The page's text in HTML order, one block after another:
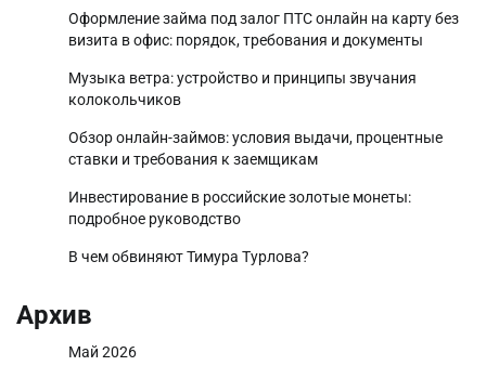
Оформление займа под залог ПТС онлайн на карту без
визита в офис: порядок, требования и документы
Музыка ветра: устройство и принципы звучания
колокольчиков
Обзор онлайн-займов: условия выдачи, процентные
ставки и требования к заемщикам
Инвестирование в российские золотые монеты:
подробное руководство
В чем обвиняют Тимура Турлова?
Архив
Май 2026